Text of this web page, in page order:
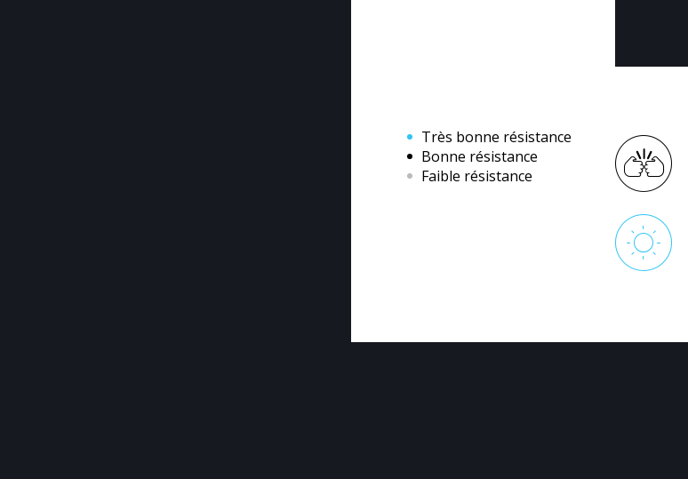
Très bonne résistance
Bonne résistance
Faible résistance